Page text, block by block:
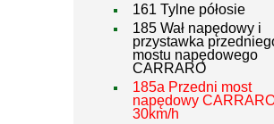
161 Tylne półosie
185 Wał napędowy i
przystawka
mostu napędowego
CARRARO
185a Przedni most
napędowy
30km/h